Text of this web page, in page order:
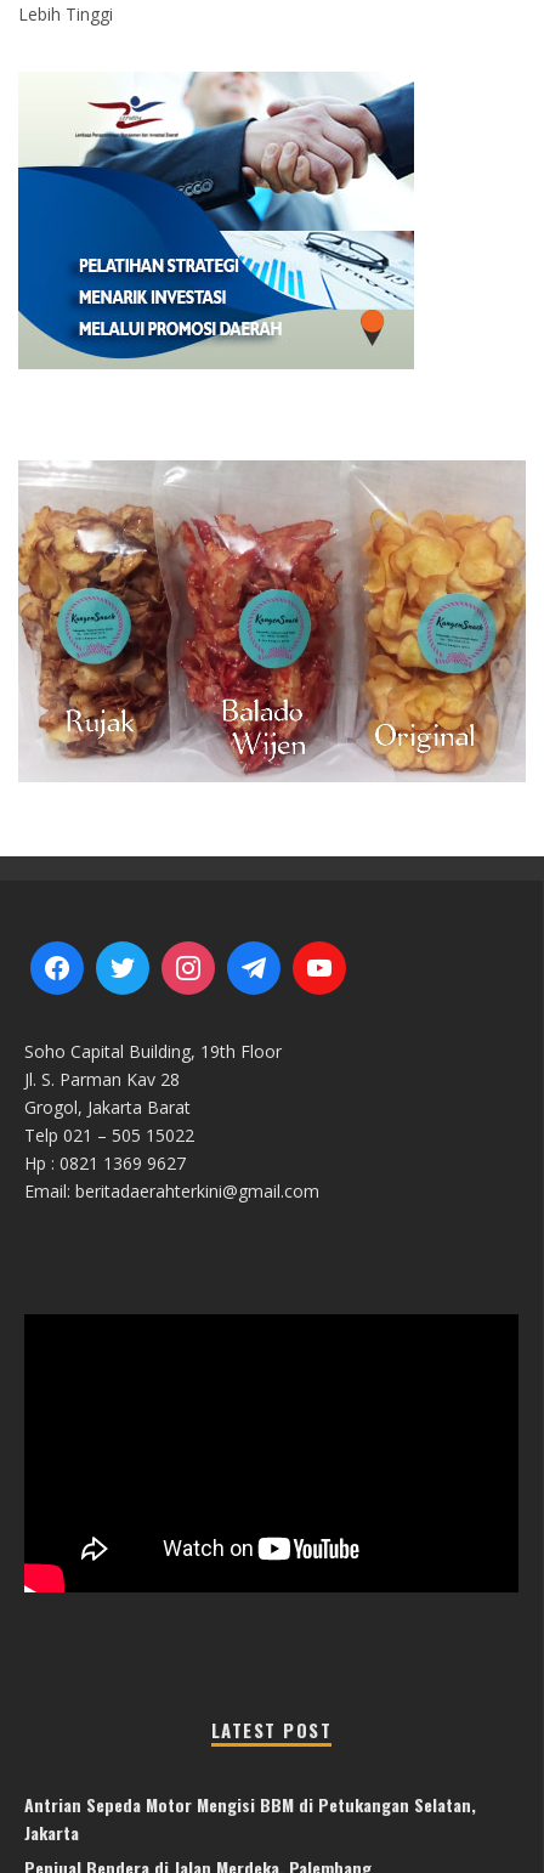
Lebih Tinggi
Soho Capital Building, 19th Floor
Jl. S. Parman Kav 28
Grogol, Jakarta Barat
Telp 021 – 505 15022
Hp : 0821 1369 9627
Email: beritadaerahterkini@gmail.com
LATEST POST
Antrian Sepeda Motor Mengisi BBM di Petukangan Selatan,
Jakarta
Penjual Bendera di Jalan Merdeka, Palembang